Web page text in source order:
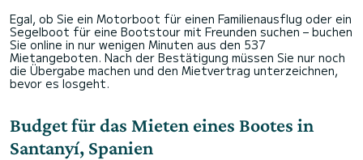
Egal, ob Sie ein Motorboot für einen Familienausflug oder ein
Segelboot für eine Bootstour mit Freunden suchen – buchen
Sie online in nur wenigen Minuten aus den 537
Mietangeboten. Nach der Bestätigung müssen Sie nur noch
die Übergabe machen und den Mietvertrag unterzeichnen,
bevor es losgeht.
Budget für das Mieten eines Bootes in
Santanyí, Spanien